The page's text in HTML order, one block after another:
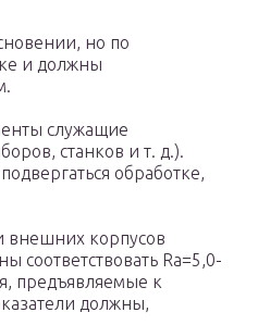
но по
и должны
служащие
станков и т. д.).
обработке,
внешних корпусов
соответствовать Ra=5,0-
предъявляемые к
должны,